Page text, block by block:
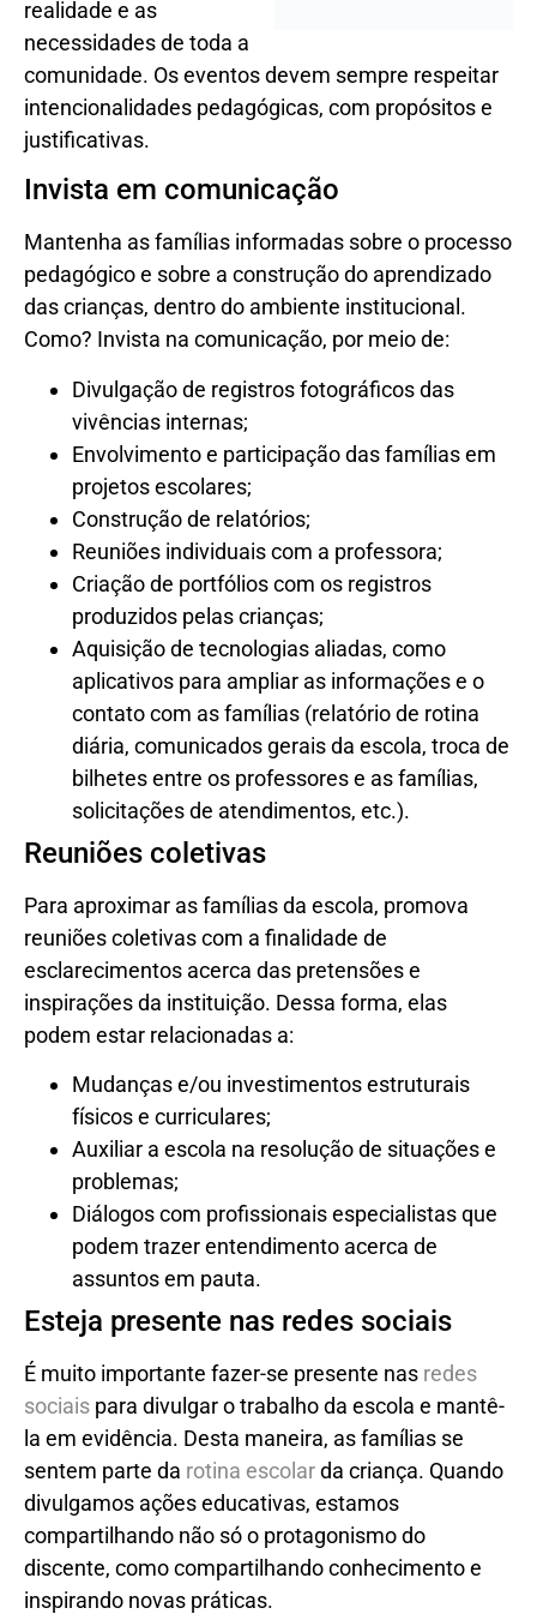
propósitos e justificativas.
Invista em comunicação
Mantenha as famílias informadas sobre o processo
pedagógico e sobre a construção do aprendizado
das crianças, dentro do ambiente institucional.
Como? Invista na comunicação, por meio de:
Divulgação de registros fotográficos das
vivências internas;
Envolvimento e participação das famílias em
Construção de relatórios;
Reuniões individuais com a professora;
Criação de portfólios com os registros
produzidos pelas crianças;
Aquisição de tecnologias aliadas, como
aplicativos para ampliar as informações e o
contato com as famílias (relatório de rotina
diária, comunicados gerais da escola, troca de
bilhetes entre os professores e as famílias,
solicitações de atendimentos, etc.).
Reuniões coletivas
Para aproximar as famílias da escola, promova
reuniões coletivas com a finalidade de
esclarecimentos acerca das pretensões e
podem estar relacionadas a:
Mudanças e/ou investimentos estruturais
físicos e curriculares;
Auxiliar a escola na resolução de situações e
Diálogos com profissionais especialistas que
podem trazer entendimento acerca de
assuntos em pauta.
Esteja presente nas redes sociais
É muito importante fazer-se presente nasredes
sociaispara divulgar o trabalho da escola e mantê-
la em evidência. Desta maneira, as famílias se
sentem parte da
divulgamos ações educativas, estamos
compartilhando não só o protagonismo do
discente, como compartilhando conhecimento e
inspirando novas práticas.
Vamos trabalhar para aproximar as famílias da